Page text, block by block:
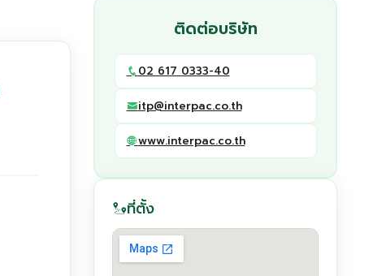
ติดต่อบริษัท
02 617 0333-40
itp@interpac.co.th
www.interpac.co.th
ที่ตั้ง